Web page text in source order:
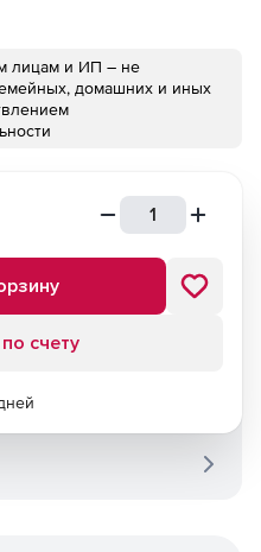
лицам и ИП – не
домашних и иных
счету